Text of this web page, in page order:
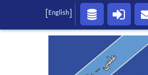
[English]